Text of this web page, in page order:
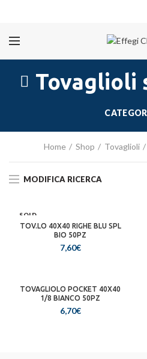
Tovaglioli
Home Shop Tovaglioli
MODIFICA RICERCA
SOLD
OUT
TOV.LO 40X40 RIGHE BLU SPL
BIO 50PZ
7,60€
TOVAGLIOLO POCKET 40X40
1/8 BIANCO 50PZ
6,70€